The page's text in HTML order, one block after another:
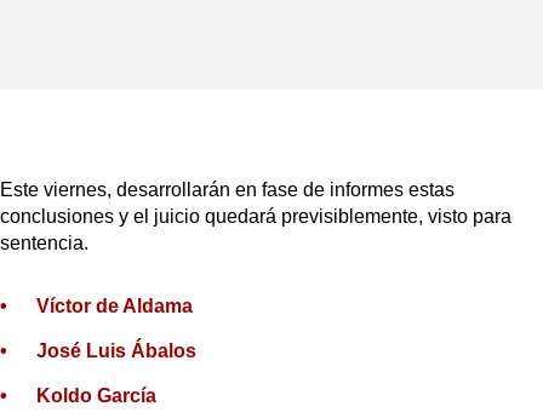
Este viernes, desarrollarán en fase de informes estas
conclusiones y el juicio quedará previsiblemente, visto para
sentencia.
Víctor de Aldama
José Luis Ábalos
Koldo García